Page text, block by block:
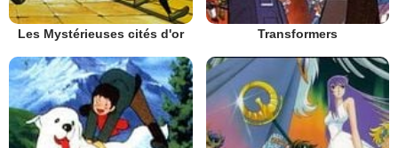
Les Mystérieuses cités d'or Transformers